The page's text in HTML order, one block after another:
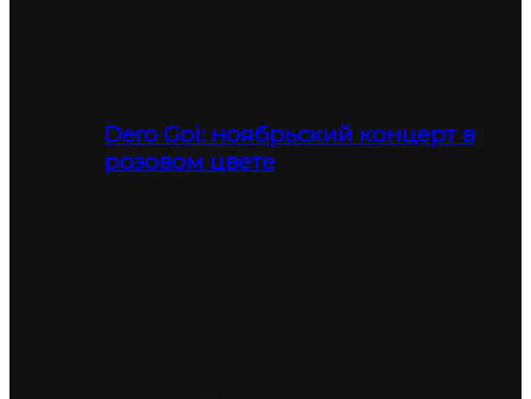
Dero Goi: ноябрьский концерт в
розовом цвете